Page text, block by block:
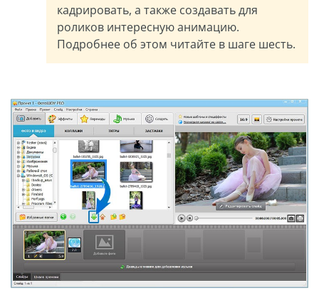
кадрировать, а также создавать для
роликов интересную анимацию.
Подробнее об этом читайте в шаге шесть.